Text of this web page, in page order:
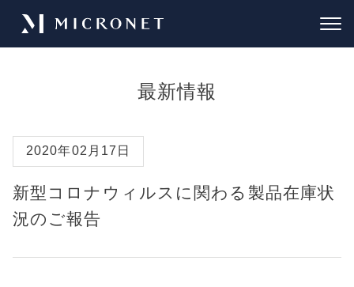
最新情報
2020年02月17日
新型コロナウィルスに関わる製品在庫状
況のご報告